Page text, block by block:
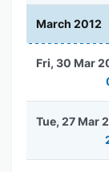
March 2012
Fri, 30 Mar
Tue, 27 Mar